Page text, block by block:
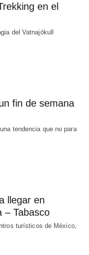
en el
del Vatnajökull
fin de semana
tendencia que no para
llegar en
– Tabasco
turísticos de México,